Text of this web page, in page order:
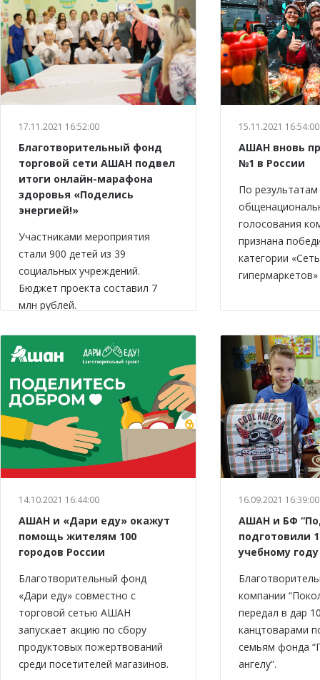
17.11.2021 16:52:00
Благотворительный фонд
торговой сети АШАН подвел
итоги онлайн-марафона
здоровья «Поделись
энергией!»
Участниками мероприятия
стали 900 детей из 39
социальных учреждений.
Бюджет проекта составил 7
млн рублей.
15.11.2021 16:54:00
АШАН вновь
№1 в России
По результатам
голосования
признана
категории «Сеть
14.10.2021 16:44:00
АШАН и «Дари еду» окажут
помощь жителям 100
городов России
Благотворительный фонд
«Дари еду» совместно с
торговой сетью АШАН
запускает акцию по сбору
продуктовых пожертвований
среди посетителей магазинов.
16.09.2021 16:39:00
АШАН и БФ
подготовили
учебному году
компании
передал в дар
канцтоварами
семьям фонда
ангелу”.